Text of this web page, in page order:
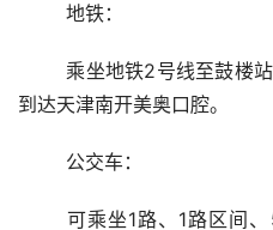
	地铁：
到达天津南开美奥口腔。
	公交车：